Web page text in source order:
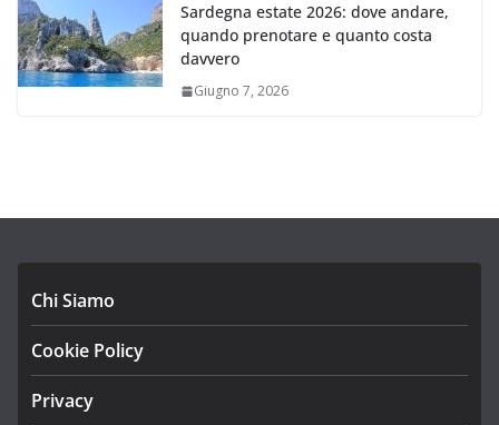
Sardegna estate 2026: dove andare,
quando prenotare e quanto costa
davvero
Giugno 7, 2026
Chi Siamo
Cookie Policy
Privacy